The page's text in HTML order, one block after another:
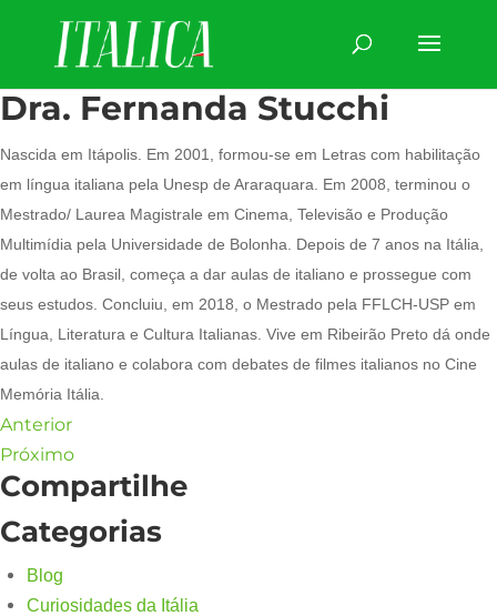
Dra. Fernanda Stucchi
Nascida em Itápolis. Em 2001, formou-se em Letras com habilitação
em língua italiana pela Unesp de Araraquara. Em 2008, terminou o
Mestrado/ Laurea Magistrale em Cinema, Televisão e Produção
Multimídia pela Universidade de Bolonha. Depois de 7 anos na Itália,
de volta ao Brasil, começa a dar aulas de italiano e prossegue com
seus estudos. Concluiu, em 2018, o Mestrado pela FFLCH-USP em
Língua, Literatura e Cultura Italianas. Vive em Ribeirão Preto dá onde
aulas de italiano e colabora com debates de filmes italianos no Cine
Memória Itália.
Anterior
Próximo
Compartilhe
Categorias
Blog
Curiosidades da Itália